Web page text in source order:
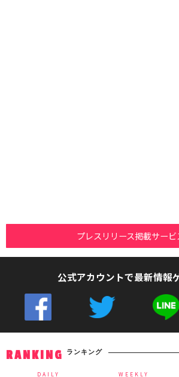
プレスリリース掲載サービ
公式アカウントで最新情報
RANKING ランキング
DAILY WEEKLY